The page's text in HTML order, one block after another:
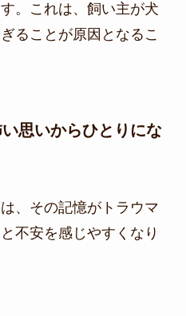
。これは、飼い主が犬
ることが原因となるこ
思いからひとりにな
、その記憶がトラウマ
不安を感じやすくなり